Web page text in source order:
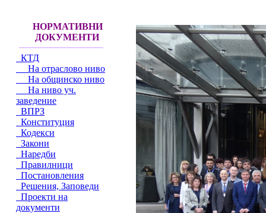
НОРМАТИВНИ
ДОКУМЕНТИ
КТД
На отраслово ниво
На общинско ниво
На ниво уч.
заведение
ВПРЗ
Конституция
Кодекси
Закони
Наредби
Правилници
Постановления
Решения, Заповеди
Проекти на
документи